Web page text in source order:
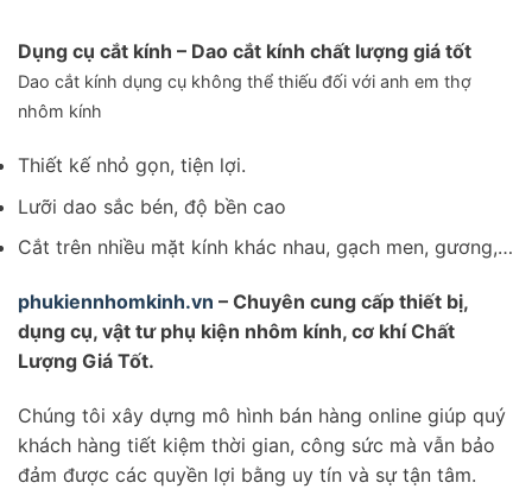
Dụng cụ cắt kính – Dao cắt kính chất lượng giá tốt
Dao cắt kính dụng cụ không thể thiếu đối với anh em thợ
nhôm kính
Thiết kế nhỏ gọn, tiện lợi.
Lưỡi dao sắc bén, độ bền cao
Cắt trên nhiều mặt kính khác nhau, gạch men, gương,…
phukiennhomkinh.vn – Chuyên cung cấp thiết bị,
dụng cụ, vật tư phụ kiện nhôm kính, cơ khí Chất
Lượng Giá Tốt.
Chúng tôi xây dựng mô hình bán hàng online giúp quý
khách hàng tiết kiệm thời gian, công sức mà vẫn bảo
đảm được các quyền lợi bằng uy tín và sự tận tâm.